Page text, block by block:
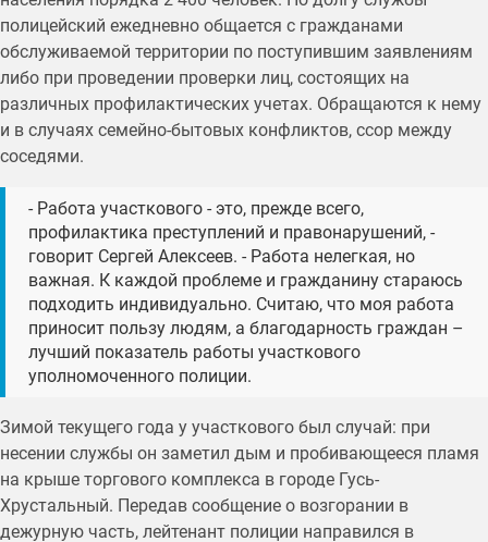
полицейский ежедневно общается с гражданами
обслуживаемой территории по поступившим заявлениям
либо при проведении проверки лиц, состоящих на
различных профилактических учетах. Обращаются к нему
и в случаях семейно-бытовых конфликтов, ссор между
соседями.
- Работа участкового - это, прежде всего,
профилактика преступлений и правонарушений, -
говорит Сергей Алексеев. - Работа нелегкая, но
важная. К каждой проблеме и гражданину стараюсь
подходить индивидуально. Считаю, что моя работа
приносит пользу людям, а благодарность граждан –
лучший показатель работы участкового
уполномоченного полиции.
Зимой текущего года у участкового был случай: при
несении службы он заметил дым и пробивающееся пламя
на крыше торгового комплекса в городе Гусь-
Хрустальный. Передав сообщение о возгорании в
дежурную часть, лейтенант полиции направился в